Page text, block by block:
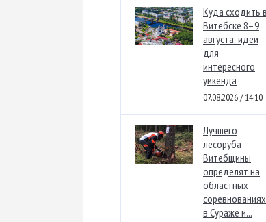
Куда сходить в
Витебске 8–9
августа: идеи
для
интересного
уикенда
07.08.2026 / 14:10
Лучшего
лесоруба
Витебщины
определят на
областных
соревнованиях
в Сураже и...